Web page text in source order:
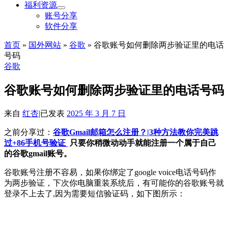
福利资源
账号分享
软件分享
首页 » 国外网站 » 谷歌 » 谷歌账号如何删除两步验证里的电话
号码
谷歌
谷歌账号如何删除两步验证里的电话号码
来自 红杏|已发表 2025 年 3 月 7 日
之前分享过： 谷歌Gmail邮箱怎么注册？|3种方法教你完美跳
过+86手机号验证 只要你稍微动动手就能注册一个属于自己
的谷歌gmail账号。
谷歌账号注册不容易，如果你绑定了google voice电话号码作
为两步验证，下次你电脑重装系统后，有可能你的谷歌账号就
登录不上去了,因为需要短信验证码，如下图所示：